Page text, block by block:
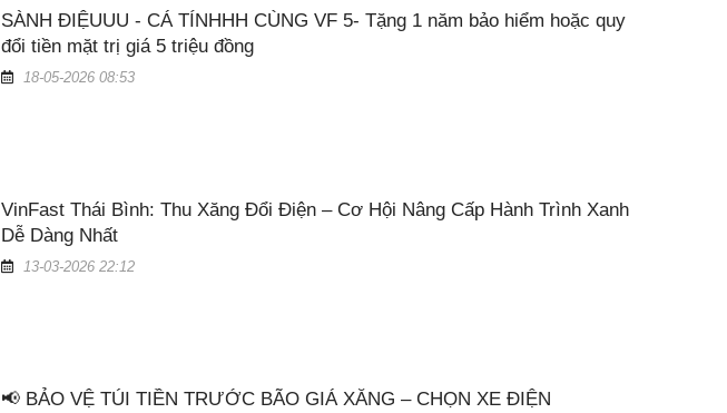
SÀNH ĐIỆUUU - CÁ TÍNHHH CÙNG VF 5- Tặng 1 năm bảo hiểm hoặc quy
đổi tiền mặt trị giá 5 triệu đồng
18-05-2026 08:53
VinFast Thái Bình: Thu Xăng Đổi Điện – Cơ Hội Nâng Cấp Hành Trình Xanh
Dễ Dàng Nhất
13-03-2026 22:12
📢 BẢO VỆ TÚI TIỀN TRƯỚC BÃO GIÁ XĂNG – CHỌN XE ĐIỆN